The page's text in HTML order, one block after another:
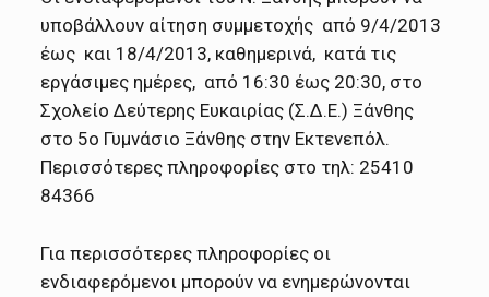
υποβάλλουν αίτηση συμμετοχής από 9/4/2013
έως και 18/4/2013, καθημερινά, κατά τις
εργάσιμες ημέρες, από 16:30 έως 20:30, στο
Σχολείο Δεύτερης Ευκαιρίας (Σ.Δ.Ε.) Ξάνθης
στο 5ο Γυμνάσιο Ξάνθης στην Εκτενεπόλ.
Περισσότερες πληροφορίες στο τηλ: 25410
84366
Για περισσότερες πληροφορίες οι
ενδιαφερόμενοι μπορούν να ενημερώνονται